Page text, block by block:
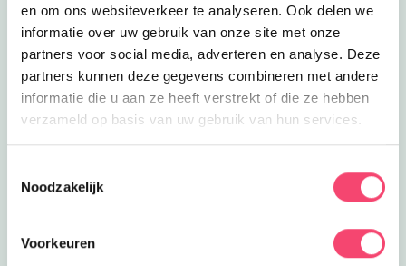
en om ons websiteverkeer te analyseren. Ook delen we
informatie over uw gebruik van onze site met onze
partners voor social media, adverteren en analyse. Deze
partners kunnen deze gegevens combineren met andere
informatie die u aan ze heeft verstrekt of die ze hebben
verzameld op basis van uw gebruik van hun services.
Noodzakelijk
Voorkeuren
Kokkeveld festival Nijkerk
Sport, muziek, lekker eten en volop
gezelligheid tijdens het Kokkeveld
Festival in Nijkerk.
Lees meer Kokkeveld festival Nijkerk
1.7 km
Aanschuiven bij Moeke
voor een kopje koffie, een broodje of
Lees meerAanschuiven bij Moeke